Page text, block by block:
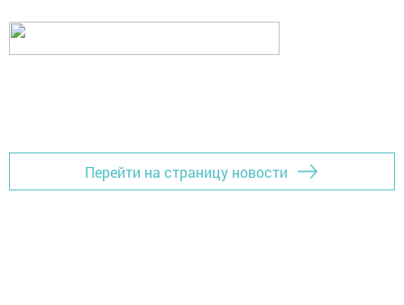
Перейти на страницу новости